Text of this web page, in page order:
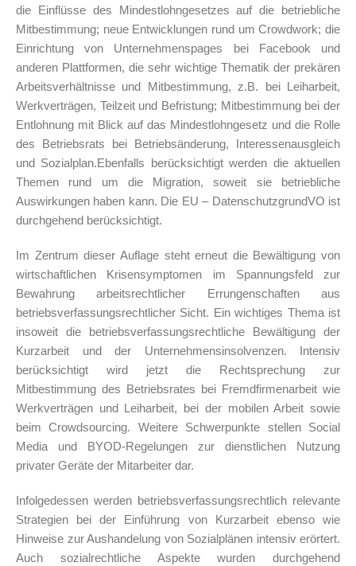
die Einflüsse des Mindestlohngesetzes auf die betriebliche
Mitbestimmung; neue Entwicklungen rund um Crowdwork; die
Einrichtung von Unternehmenspages bei Facebook und
anderen Plattformen, die sehr wichtige Thematik der prekären
Arbeitsverhältnisse und Mitbestimmung, z.B. bei Leiharbeit,
Werkverträgen, Teilzeit und Befristung; Mitbestimmung bei der
Entlohnung mit Blick auf das Mindestlohngesetz und die Rolle
des Betriebsrats bei Betriebsänderung, Interessenausgleich
und Sozialplan.Ebenfalls berücksichtigt werden die aktuellen
Themen rund um die Migration, soweit sie betriebliche
Auswirkungen haben kann. Die EU – DatenschutzgrundVO ist
durchgehend berücksichtigt.
Im Zentrum dieser Auflage steht erneut die Bewältigung von
wirtschaftlichen Krisensymptomen im Spannungsfeld zur
Bewahrung arbeitsrechtlicher Errungenschaften aus
betriebsverfassungsrechtlicher Sicht. Ein wichtiges Thema ist
insoweit die betriebsverfassungsrechtliche Bewältigung der
Kurzarbeit und der Unternehmensinsolvenzen. Intensiv
berücksichtigt wird jetzt die Rechtsprechung zur
Mitbestimmung des Betriebsrates bei Fremdfirmenarbeit wie
Werkverträgen und Leiharbeit, bei der mobilen Arbeit sowie
beim Crowdsourcing. Weitere Schwerpunkte stellen Social
Media und BYOD-Regelungen zur dienstlichen Nutzung
privater Geräte der Mitarbeiter dar.
Infolgedessen werden betriebsverfassungsrechtlich relevante
Strategien bei der Einführung von Kurzarbeit ebenso wie
Hinweise zur Aushandelung von Sozialplänen intensiv erörtert.
Auch sozialrechtliche Aspekte wurden durchgehend